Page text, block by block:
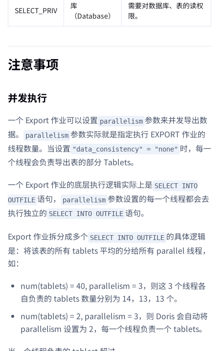
SELECT_PRIV
库
（Database）
需要对数据库、表的读权
限。
注意事项
并发执行
一个 Export 作业可以设置 parallelism 参数来并发导出数
据。
parallelism 参数实际就是指定执行 EXPORT 作业的
线程数量。当设置 "data_consistency" = "none" 时，每一
个线程会负责导出表的部分 Tablets。
一个 Export 作业的底层执行逻辑实际上是 SELECT INTO
OUTFILE 语句， parallelism 参数设置的每一个线程都会去
执行独立的 SELECT INTO OUTFILE 语句。
Export 作业拆分成多个 SELECT INTO OUTFILE 的具体逻辑
是：将该表的所有 tablets 平均的分给所有 parallel 线程，
如：
num(tablets) = 40, parallelism = 3，则这 3 个线程各
自负责的 tablets 数量分别为 14，13，13 个。
num(tablets) = 2, parallelism = 3，则 Doris 会自动将
parallelism 设置为 2，每一个线程负责一个 tablets。